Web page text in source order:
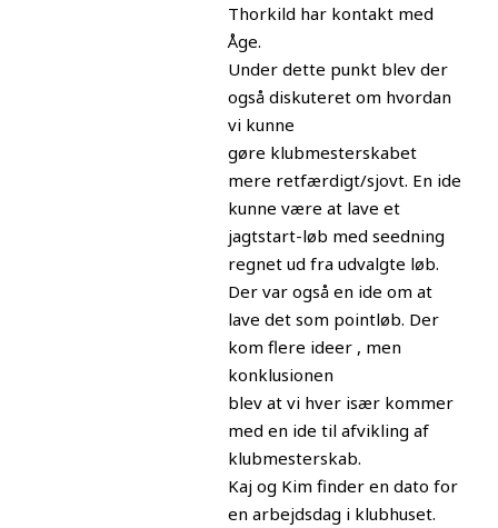
Thorkild har kontakt med
Åge.
Under dette punkt blev der
også diskuteret om hvordan
vi kunne
gøre klubmesterskabet
mere retfærdigt/sjovt. En ide
kunne være at lave et
jagtstart-løb med seedning
regnet ud fra udvalgte løb.
Der var også en ide om at
lave det som pointløb. Der
kom flere ideer , men
konklusionen
blev at vi hver især kommer
med en ide til afvikling af
klubmesterskab.
Kaj og Kim finder en dato for
en arbejdsdag i klubhuset.